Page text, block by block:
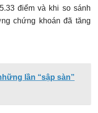
điểm và khi so sánh
chứng khoán đã tăng
lần “sập sàn”